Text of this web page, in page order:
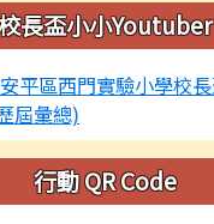
長盃小小Youtuber
行動 QR Code